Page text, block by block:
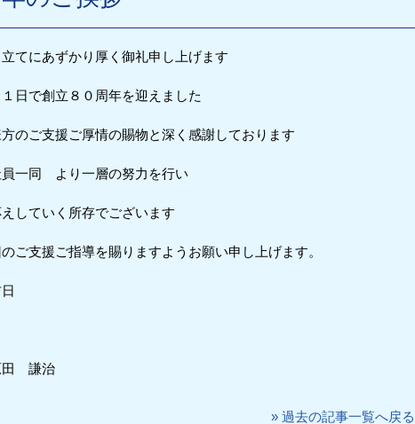
てにあずかり厚く御礼申し上げます
日で創立８０周年を迎えました
のご支援ご厚情の賜物と深く感謝しております
一同 より一層の努力を行い
していく所存でございます
ご支援ご指導を賜りますようお願い申し上げます。
田 謙治
» 過去の記事一覧へ戻る